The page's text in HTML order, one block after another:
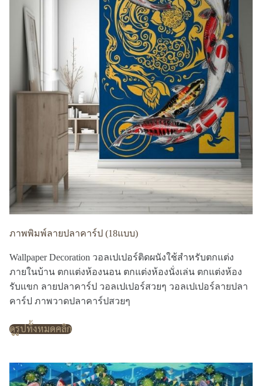
ภาพพิมพ์ลายปลาคาร์ป (18แบบ)
Wallpaper Decoration วอลเปเปอร์ติดผนังใช้สำหรับตกแต่ง
ภายในบ้าน ตกแต่งห้องนอน ตกแต่งห้องนั่งเล่น ตกแต่งห้อง
รับแขก ลายปลาคาร์ป วอลเปเปอร์สวยๆ วอลเปเปอร์ลายปลา
คาร์ป ภาพวาดปลาคาร์ปสวยๆ
ดูรูปทั้งหมดคลิก